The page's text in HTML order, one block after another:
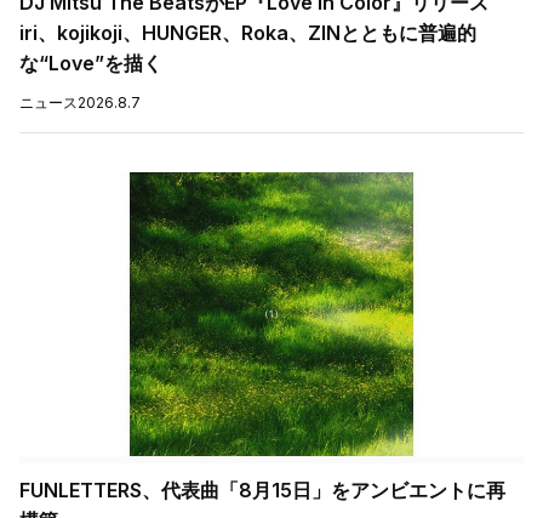
iri、kojikoji、HUNGER、Roka、ZINとともに普遍的
な“Love”を描く
ニュース2026.8.7
FUNLETTERS、代表曲「8月15日」をアンビエントに再